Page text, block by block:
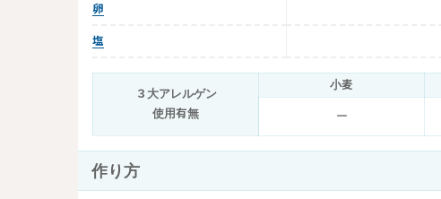
卵
塩
３大アレルゲン
使用有無
小麦
ー
作り方